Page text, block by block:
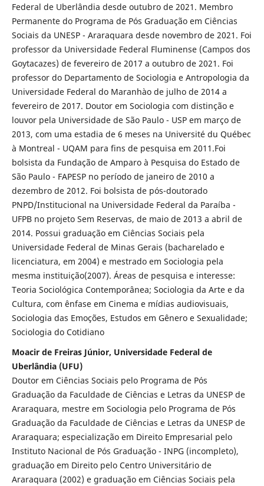
Federal de Uberlândia desde outubro de 2021. Membro
Permanente do Programa de Pós Graduação em Ciências
Sociais da UNESP - Araraquara desde novembro de 2021. Foi
professor da Universidade Federal Fluminense (Campos dos
Goytacazes) de fevereiro de 2017 a outubro de 2021. Foi
professor do Departamento de Sociologia e Antropologia da
Universidade Federal do Maranhào de julho de 2014 a
fevereiro de 2017. Doutor em Sociologia com distinção e
louvor pela Universidade de São Paulo - USP em março de
2013, com uma estadia de 6 meses na Université du Québec
à Montreal - UQAM para fins de pesquisa em 2011.Foi
bolsista da Fundação de Amparo à Pesquisa do Estado de
São Paulo - FAPESP no período de janeiro de 2010 a
dezembro de 2012. Foi bolsista de pós-doutorado
PNPD/Institucional na Universidade Federal da Paraíba -
UFPB no projeto Sem Reservas, de maio de 2013 a abril de
2014. Possui graduação em Ciências Sociais pela
Universidade Federal de Minas Gerais (bacharelado e
licenciatura, em 2004) e mestrado em Sociologia pela
mesma instituição(2007). Áreas de pesquisa e interesse:
Teoria Sociológica Contemporânea; Sociologia da Arte e da
Cultura, com ênfase em Cinema e mídias audiovisuais,
Sociologia das Emoções, Estudos em Gênero e Sexualidade;
Sociologia do Cotidiano
Moacir de Freiras Júnior, Universidade Federal de
Uberlândia (UFU)
Doutor em Ciências Sociais pelo Programa de Pós
Graduação da Faculdade de Ciências e Letras da UNESP de
Araraquara, mestre em Sociologia pelo Programa de Pós
Graduação da Faculdade de Ciências e Letras da UNESP de
Araraquara; especialização em Direito Empresarial pelo
Instituto Nacional de Pós Graduação - INPG (incompleto),
graduação em Direito pelo Centro Universitário de
Araraquara (2002) e graduação em Ciências Sociais pela